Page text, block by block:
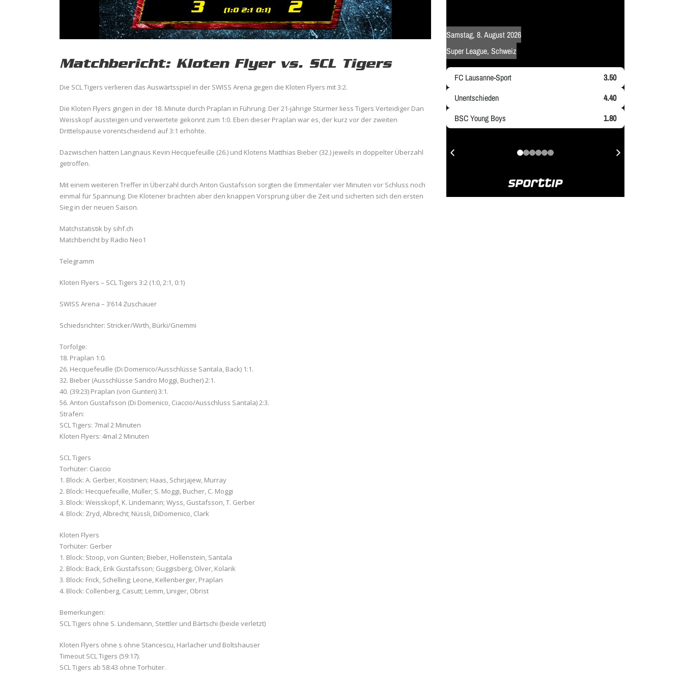
Matchbericht: Kloten Flyer vs. SCL Tigers
Die SCL Tigers verlieren das Auswärtsspiel in der SWISS Arena gegen die Kloten Flyers mit 3:2.
Die Kloten Flyers gingen in der 18. Minute durch Praplan in Führung. Der 21-jährige Stürmer liess Tigers Verteidiger Dan
Weisskopf aussteigen und verwertete gekonnt zum 1:0. Eben dieser Praplan war es, der kurz vor der zweiten
Drittelspause vorentscheidend auf 3:1 erhöhte.
Dazwischen hatten Langnaus Kevin Hecquefeuille (26.) und Klotens Matthias Bieber (32.) jeweils in doppelter Überzahl
getroffen.
Mit einem weiteren Treffer in Überzahl durch Anton Gustafsson sorgten die Emmentaler vier Minuten vor Schluss noch
einmal für Spannung. Die Klotener brachten aber den knappen Vorsprung über die Zeit und sicherten sich den ersten
Sieg in der neuen Saison.
Matchstatistik by sihf.ch
Matchbericht by Radio Neo1
Telegramm
Kloten Flyers – SCL Tigers 3:2 (1:0, 2:1, 0:1)
SWISS Arena – 3’614 Zuschauer
Schiedsrichter: Stricker/Wirth, Bürki/Gnemmi
Torfolge:
18. Praplan 1:0.
26. Hecquefeuille (Di Domenico/Ausschlüsse Santala, Back) 1:1.
32. Bieber (Ausschlüsse Sandro Moggi, Bucher) 2:1.
40. (39:23) Praplan (von Gunten) 3:1.
56. Anton Gustafsson (Di Domenico, Ciaccio/Ausschluss Santala) 2:3.
Strafen:
SCL Tigers: 7mal 2 Minuten
Kloten Flyers: 4mal 2 Minuten
SCL Tigers
Torhüter: Ciaccio
1. Block: A. Gerber, Koistinen; Haas, Schirjajew, Murray
2. Block: Hecquefeuille, Müller; S. Moggi, Bucher, C. Moggi
3. Block: Weisskopf, K. Lindemann; Wyss, Gustafsson, T. Gerber
4. Block: Zryd, Albrecht; Nüssli, DiDomenico, Clark
Kloten Flyers
Torhüter: Gerber
1. Block: Stoop, von Gunten; Bieber, Hollenstein, Santala
2. Block: Back, Erik Gustafsson; Guggisberg, Olver, Kolarik
3. Block: Frick, Schelling; Leone, Kellenberger, Praplan
4. Block: Collenberg, Casutt; Lemm, Liniger, Obrist
Bemerkungen:
SCL Tigers ohne S. Lindemann, Stettler und Bärtschi (beide verletzt)
Kloten Flyers ohne s ohne Stancescu, Harlacher und Boltshauser
Timeout SCL Tigers (59:17).
SCL Tigers ab 58:43 ohne Torhüter.